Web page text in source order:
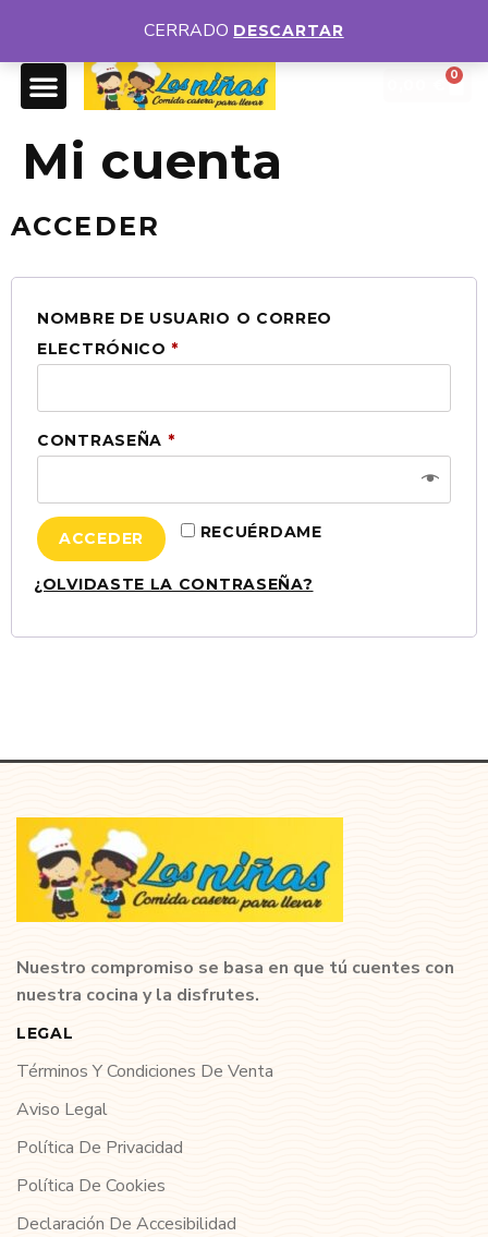
DISPONEMOS DE DIFERENTES MENÚS DIARIOS
€
0
Mi cuenta
ACCEDER
NOMBRE DE USUARIO O CORREO
ELECTRÓNICO *
CONTRASEÑA *
RECUÉRDAME
ACCEDER
¿OLVIDASTE LA CONTRASEÑA?
Nuestro compromiso se basa en que tú cuentes con
nuestra cocina y la disfrutes.
LEGAL
Términos Y Condiciones De Venta
Aviso Legal
Política De Privacidad
Política De Cookies
Declaración De Accesibilidad
CERRADO DESCARTAR